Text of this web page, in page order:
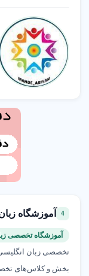
4 آموزشگاه
آموزشگاه تخصصی
تخصصی زبان انگلیسی
بخش و کلاس‌های